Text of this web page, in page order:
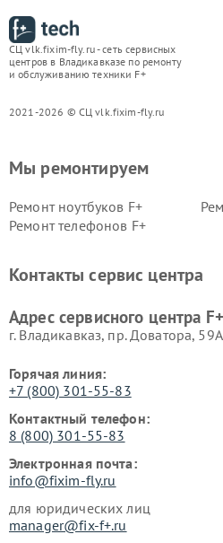
СЦ vlk.fixim-fly.ru - сеть сервисных
центров в Владикавказе по ремонту
и обслуживанию техники F+
2021-2026 © СЦ vlk.fixim-fly.ru
Мы ремонтируем
Ремонт ноутбуков F+
Ремонт телефонов F+
Контакты сервис центра
Адрес сервисного центра
г. Владикавказ, пр. Доватора, 59А
Горячая линия:
+7 (800) 301-55-83
Контактный телефон:
8 (800) 301-55-83
Электронная почта:
info@fixim-fly.ru
для юридических лиц
manager@fix-f+.ru